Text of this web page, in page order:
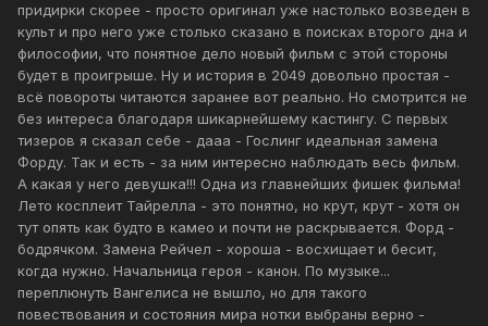
придирки скорее - просто оригинал уже настолько возведен в
культ и про него уже столько сказано в поисках второго дна и
философии, что понятное дело новый фильм с этой стороны
будет в проигрыше. Ну и история в 2049 довольно простая -
всё повороты читаются заранее вот реально. Но смотрится не
без интереса благодаря шикарнейшему кастингу. С первых
тизеров я сказал себе - дааа - Гослинг идеальная замена
Форду. Так и есть - за ним интересно наблюдать весь фильм.
А какая у него девушка!!! Одна из главнейших фишек фильма!
Лето косплеит Тайрелла - это понятно, но крут, крут - хотя он
тут опять как будто в камео и почти не раскрывается. Форд -
бодрячком. Замена Рейчел - хороша - восхищает и бесит,
когда нужно. Начальница героя - канон. По музыке...
переплюнуть Вангелиса не вышло, но для такого
повествования и состояния мира нотки выбраны верно -